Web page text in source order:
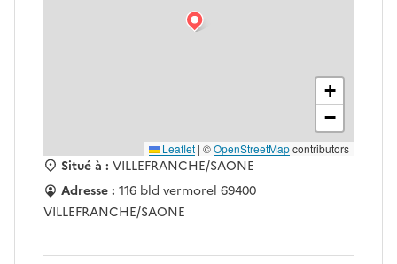
+
−
Leaflet | ©OpenStreetMapcontributors
Situé à : VILLEFRANCHE/SAONE
Adresse : 116 bld vermorel 69400
VILLEFRANCHE/SAONE